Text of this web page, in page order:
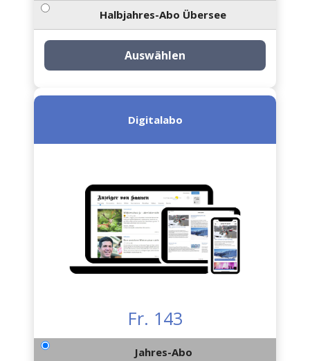
Halbjahres-Abo Übersee
Auswählen
Digitalabo
Fr. 143
Jahres-Abo